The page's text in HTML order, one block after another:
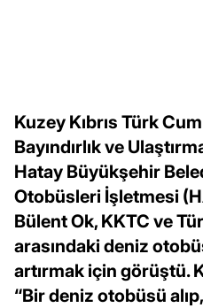
Kuzey Kıbrıs Türk
Bayındırlık ve
Hatay Büyükşehir
Otobüsleri İşletmesi
Bülent Ok, KKTC ve
arasındaki deniz
artırmak için görüştü.
“Bir deniz otobüsü